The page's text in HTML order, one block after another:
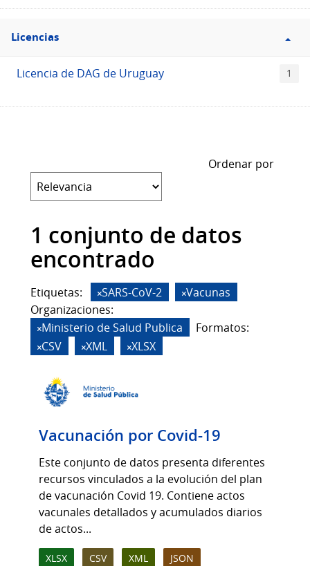
Filtro
Licencias
Licencias
Licencia de DAG de Uruguay 1
Ordenar por
1 conjunto de datos
encontrado
Etiquetas: SARS-CoV-2
Vacunas
Organizaciones:
Ministerio de Salud Publica
Formatos:
CSV
XML XLSX
Vacunación por Covid-19
Este conjunto de datos presenta diferentes
recursos vinculados a la evolución del plan
de vacunación Covid 19. Contiene actos
vacunales detallados y acumulados diarios
de actos...
XLSX CSV XML JSON